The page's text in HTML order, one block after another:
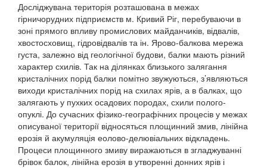
Досліджувана територія розташована в межах
гірничорудних підприємств м. Кривий Ріг, перебуваючи в
зоні прямого впливу промислових майданчиків, відвалів,
хвостосховищ, гідровідвалів та ін. Ярово-балкова мережа
густа, залежно від геологічної будови, балки мають різний
характер схилів. Так на ділянках близького залягання
кристалічних порід балки помітно звужуються, з’являються
виходи кристалічних порід на схилах ярів, а в балках, що
залягають у пухких осадових породах, схили полого-
опуклі. До сучасних фізико-географічних процесів у межах
описуваної території відносяться площинний змив, лінійна
ерозія й акумуляція еолово-делювіальних відкладень.
Процеси площинного змиву виражаються в згладжуванні
брівок балок, лінійна ерозія в утворенні донних ярів і